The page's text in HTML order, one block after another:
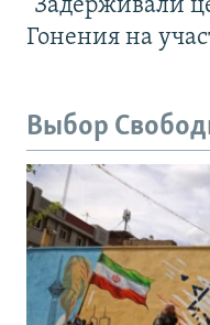
"Задерживали
Гонения на
Выбор